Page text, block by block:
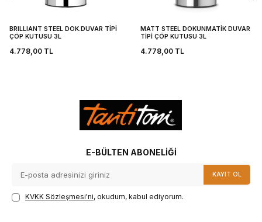
BRILLIANT STEEL DOK.DUVAR TİPİ
ÇÖP KUTUSU 3L
4.778,00 TL
MATT STEEL DOKUNMATİK DUVAR
TİPİ ÇÖP KUTUSU 3L
4.778,00TL
E-BÜLTEN ABONELIĞI
KAYIT OL
KVKK Sözleşmesi'ni, okudum, kabul ediyorum.